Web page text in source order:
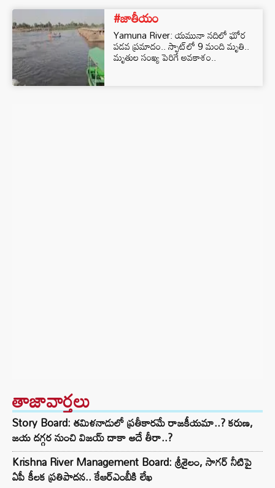
#జాతీయం
Yamuna River: యమునా నదిలో ఘోర
పడవ ప్రమాదం.. స్పాట్‌లో 9 మంది మృతి..
మృతుల సంఖ్య పెరిగే అవకాశం..
తాజావార్తలు
Story Board: తమిళనాడులో ప్రతీకారమే రాజకీయమా..? కరుణ,
జయ దగ్గర నుంచి విజయ్ దాకా అదే తీరా..?
Krishna River Management Board: శ్రీశైలం, సాగర్ నీటిపై
ఏపీ కీలక ప్రతిపాదన.. కేఆర్ఎంబీకి లేఖ